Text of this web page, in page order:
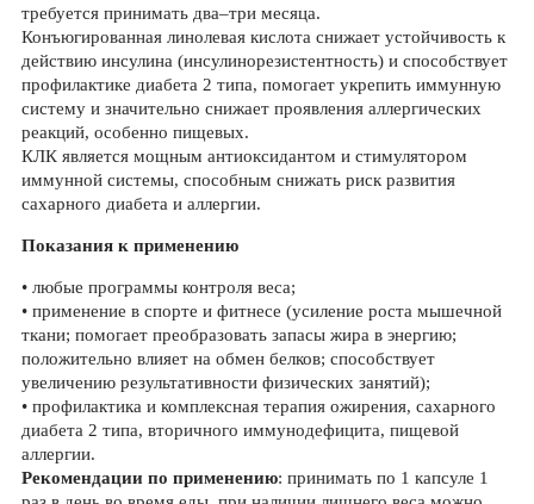
требуется принимать два–три месяца.
Конъюгированная линолевая кислота снижает устойчивость к
действию инсулина (инсулинорезистентность) и способствует
профилактике диабета 2 типа, помогает укрепить иммунную
систему и значительно снижает проявления аллергических
реакций, особенно пищевых.
КЛК является мощным антиоксидантом и стимулятором
иммунной системы, способным снижать риск развития
сахарного диабета и аллергии.
Показания к применению
• любые программы контроля веса;
• применение в спорте и фитнесе (усиление роста мышечной
ткани; помогает преобразовать запасы жира в энергию;
положительно влияет на обмен белков; способствует
увеличению результативности физических занятий);
• профилактика и комплексная терапия ожирения, сахарного
диабета 2 типа, вторичного иммунодефицита, пищевой
аллергии.
Рекомендации по применению: принимать по 1 капсуле 1